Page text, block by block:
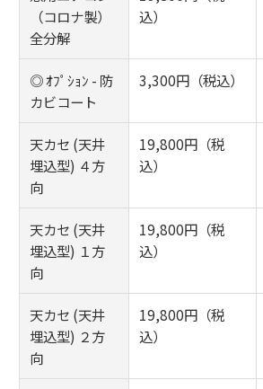
（コロナ製）
全分解
込）
◎ ｵﾌﾟｼｮﾝ - 防
カビコート
3,300円（税込）
天カセ (天井
埋込型) ４方
向
19,800円（税
込）
天カセ (天井
埋込型) １方
向
19,800円（税
込）
天カセ (天井
埋込型) ２方
向
19,800円（税
込）